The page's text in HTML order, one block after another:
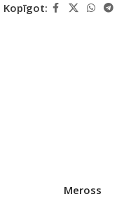
Kopīgot:
Meross